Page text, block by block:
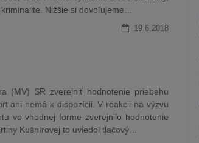
Nižšie si dovoľujeme…
19.6.2018
(MV) SR zverejniť hodnotenie priebehu
ani nemá k dispozícii. V reakcii na výzvu
vo vhodnej forme zverejnilo hodnotenie
Kušnírovej to uviedol tlačový…